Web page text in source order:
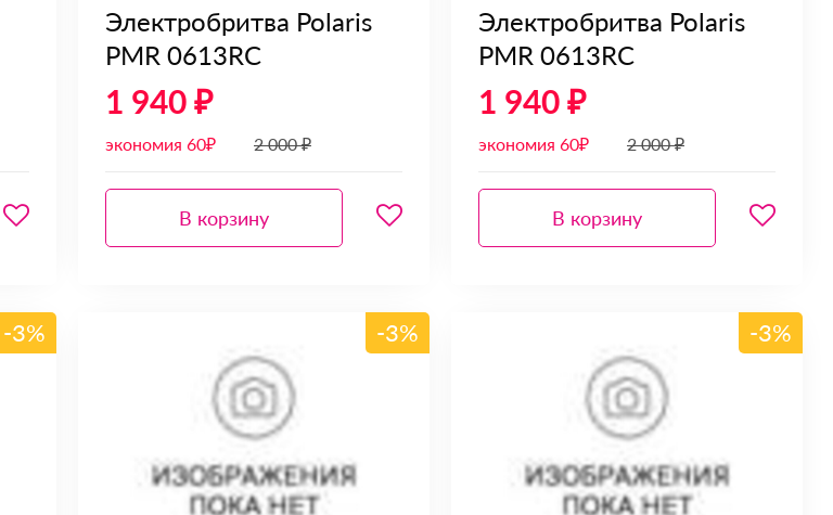
Электробритва Polaris
PMR 0613RC
1 940 ₽
экономия 60₽ 2 000 ₽
В корзину
Электробритва Polaris
PMR 0613RC
1 940 ₽
экономия 60₽ 2 000 ₽
В корзину
-3% -3% -3%